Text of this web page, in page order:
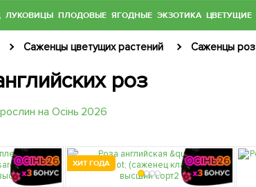
ЛУКОВИЦЫ ПЛОДОВЫЕ ЯГОДНЫЕ ЭКЗОТИКА ЦВЕТУЩИЕ
Саженцы цветущих растений Саженцы роз
роз
ХИТ ГОДА